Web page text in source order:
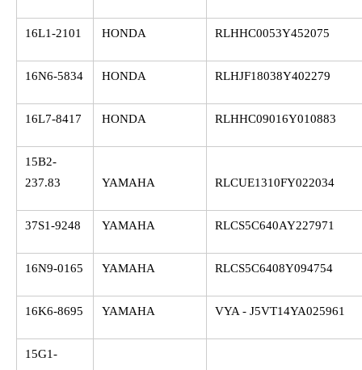
16L1-2101 HONDA RLHHC0053Y452075
16N6-5834 HONDA RLHJF18038Y402279
16L7-8417 HONDA RLHHC09016Y010883
15B2-
237.83
YAMAHA RLCUE1310FY022034
37S1-9248 YAMAHA RLCS5C640AY227971
16N9-0165 YAMAHA RLCS5C6408Y094754
16K6-8695 YAMAHA VYA - J5VT14YA025961
15G1-